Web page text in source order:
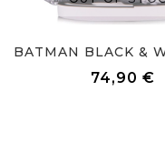
74,90 €